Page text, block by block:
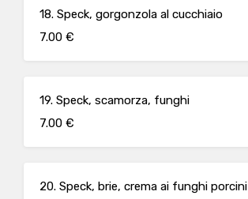
18. Speck, gorgonzola al cucchiaio
7.00 €
19. Speck, scamorza, funghi
7.00 €
20. Speck, brie, crema ai funghi porcini